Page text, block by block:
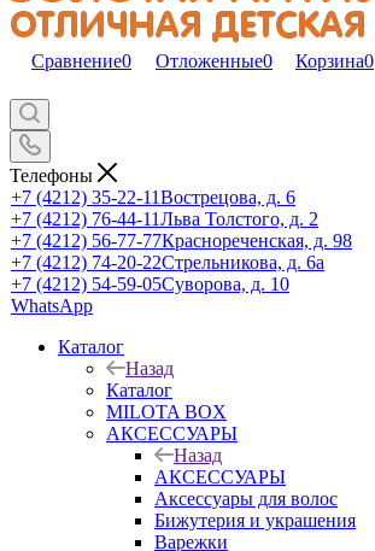
Сравнение0 Отложенные0 Корзина0
Телефоны
+7 (4212) 35-22-11Вострецова, д. 6
+7 (4212) 76-44-11Льва Толстого, д. 2
+7 (4212) 56-77-77Краснореченская, д. 98
+7 (4212) 74-20-22Стрельникова, д. 6а
+7 (4212) 54-59-05Суворова, д. 10
WhatsApp
Каталог
Назад
Каталог
MILOTA BOX
АКСЕССУАРЫ
Назад
АКСЕССУАРЫ
Аксессуары для волос
Бижутерия и украшения
Варежки